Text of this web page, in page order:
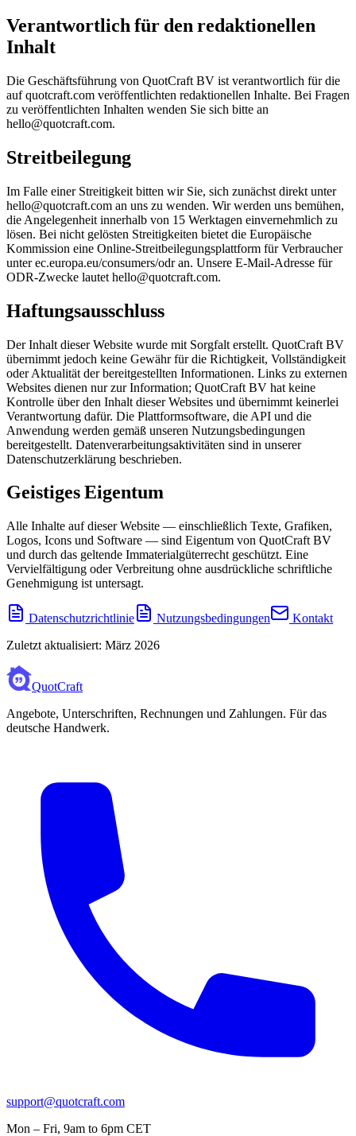
Verantwortlich für den redaktionellen
Inhalt
Die Geschäftsführung von QuotCraft BV ist verantwortlich für die
auf quotcraft.com veröffentlichten redaktionellen Inhalte. Bei Fragen
zu veröffentlichten Inhalten wenden Sie sich bitte an
hello@quotcraft.com.
Streitbeilegung
Im Falle einer Streitigkeit bitten wir Sie, sich zunächst direkt unter
hello@quotcraft.com an uns zu wenden. Wir werden uns bemühen,
die Angelegenheit innerhalb von 15 Werktagen einvernehmlich zu
lösen. Bei nicht gelösten Streitigkeiten bietet die Europäische
Kommission eine Online-Streitbeilegungsplattform für Verbraucher
unter ec.europa.eu/consumers/odr an. Unsere E-Mail-Adresse für
ODR-Zwecke lautet hello@quotcraft.com.
Haftungsausschluss
Der Inhalt dieser Website wurde mit Sorgfalt erstellt. QuotCraft BV
übernimmt jedoch keine Gewähr für die Richtigkeit, Vollständigkeit
oder Aktualität der bereitgestellten Informationen. Links zu externen
Websites dienen nur zur Information; QuotCraft BV hat keine
Kontrolle über den Inhalt dieser Websites und übernimmt keinerlei
Verantwortung dafür. Die Plattformsoftware, die API und die
Anwendung werden gemäß unseren Nutzungsbedingungen
bereitgestellt. Datenverarbeitungsaktivitäten sind in unserer
Datenschutzerklärung beschrieben.
Geistiges Eigentum
Alle Inhalte auf dieser Website — einschließlich Texte, Grafiken,
Logos, Icons und Software — sind Eigentum von QuotCraft BV
und durch das geltende Immaterialgüterrecht geschützt. Eine
Vervielfältigung oder Verbreitung ohne ausdrückliche schriftliche
Genehmigung ist untersagt.
Datenschutzrichtlinie Nutzungsbedingungen
Kontakt
Zuletzt aktualisiert: März 2026
QuotCraft
Angebote, Unterschriften, Rechnungen und Zahlungen. Für das
deutsche Handwerk.
support@quotcraft.com
Mon – Fri, 9am to 6pm CET